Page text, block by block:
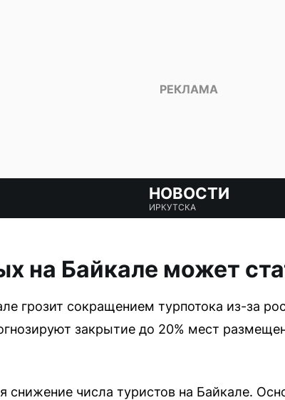
НОВОСТИ
ИРКУТСКА
на Байкале может
грозит сокращением турпотока из-за
закрытие до 20% мест
снижение числа туристов на Байкале.